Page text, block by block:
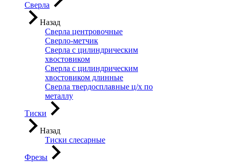
Сверла
Назад
Сверла центровочные
Сверло-метчик
Сверла с цилиндрическим
хвостовиком
Сверла с цилиндрическим
хвостовиком длинные
Сверла твердосплавные ц/х по
металлу
Тиски
Назад
Тиски слесарные
Фрезы